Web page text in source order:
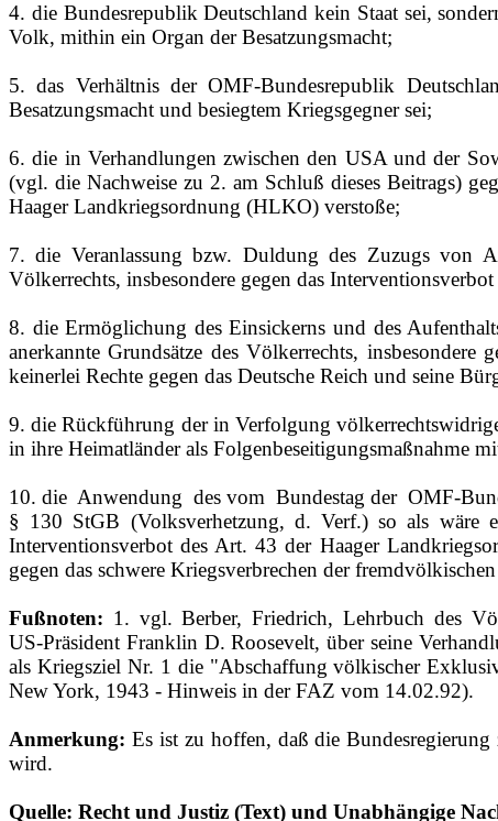
4. die Bundesrepublik Deutschland kein Staat sei,
Volk, mithin ein Organ der Besatzungsmacht;
5. das Verhältnis der OMF‑Bundesrepublik
Besatzungsmacht und besiegtem Kriegsgegner sei;
6. die in Verhandlungen zwischen den USA und der
(vgl. die Nachweise zu 2. am Schluß dieses Beitrags)
Haager Landkriegsordnung (HLKO) verstoße;
7. die Veranlassung bzw. Duldung des Zuzugs von
Völkerrechts, insbesondere gegen das
8. die Ermöglichung des Einsickerns und des
anerkannte Grundsätze des Völkerrechts,
keinerlei Rechte gegen das Deutsche Reich und seine
9. die Rückführung der in Verfolgung
in ihre Heimatländer als Folgenbeseitigungsmaßnahme
10. die Anwendung des vom Bundestag der
§ 130 StGB (Volksverhetzung, d. Verf.) so als wäre
Interventionsverbot des Art. 43 der Haager
gegen das schwere Kriegsverbrechen der
Fußnoten: 1. vgl. Berber, Friedrich, Lehrbuch des
US‑Präsident Franklin D. Roosevelt, über seine
als Kriegsziel Nr. 1 die "Abschaffung völkischer
New York, 1943 ‑ Hinweis in der FAZ vom 14.02.92).
Anmerkung: Es ist zu hoffen, daß die
wird.
Quelle: Recht und Justiz (Text) und Unabhängige